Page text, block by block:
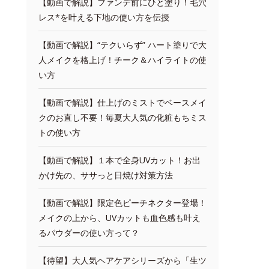
レス*を叶える下地の使い方を伝授
【動画で解説】“テクいらず” ハート塗りで大
人メイクを格上げ！チーク＆ハイライトの使
い方
【動画で解説】仕上げのミストでベースメイ
クのお直し不要！毎夏大人気の化粧もちミス
トの使い方
【動画で解説】１本で全身UVカット！お出
かけ先の、ササっと日焼け対策方法
【動画で解説】限定色ピーチネクター登場！
メイクの上から、UVカットも血色感も叶え
るパウダーの使い方って？
【待望】大人気ヘアケアシリーズから「生ツ